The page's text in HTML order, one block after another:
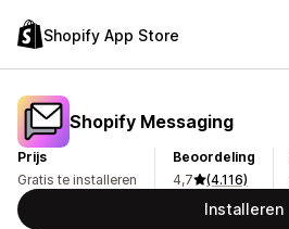
Shopify App Store
Shopify Messaging
Prijs
Gratis te installeren
Beoordeling
4,7
(4.116)
Installeren